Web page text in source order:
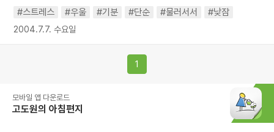
#스트레스 #우울 #기분 #단순 #물러서서 #낮잠
2004.7.7. 수요일
1
모바일 앱 다운로드
고도원의 아침편지